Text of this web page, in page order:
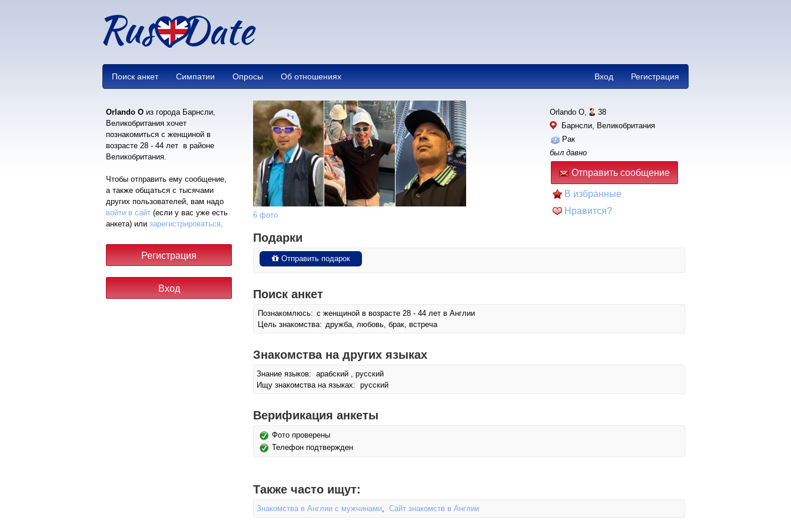
Поиск анкет Симпатии Опросы Об отношениях Регистрация
Вход
Orlando O из города Барнсли,
Великобритания хочет
познакомиться с женщиной в
возрасте 28 - 44 лет в районе
Великобритания.
Чтобы отправить ему сообщение,
а также общаться с тысячами
других пользователей, вам надо
войти в сайт (если у вас уже есть
анкета) или зарегистрироваться.
6 фото
Orlando O,
38
Барнсли, Великобритания
Рак
был давно
Отправить сообщение
В избранные
Нравится?
Подарки
Отправить подарок
Поиск анкет
Познакомлюсь: с женщиной в возрасте 28 - 44 лет в Англии
Цель знакомства: дружба, любовь, брак, встреча
Знакомства на других языках
Знание языков: арабский , русский
Ищу знакомства на языках: русский
Верификация анкеты
Фото проверены
Телефон подтвержден
Также часто ищут:
Знакомства в Англии с мужчинами, Сайт знакомств в Англии